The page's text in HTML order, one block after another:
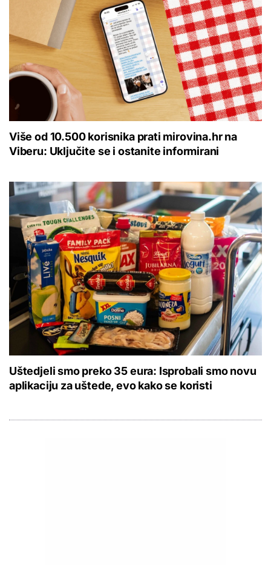
Više od 10.500 korisnika prati mirovina.hr na
Viberu: Uključite se i ostanite informirani
Uštedjeli smo preko 35 eura: Isprobali smo novu
aplikaciju za uštede, evo kako se koristi